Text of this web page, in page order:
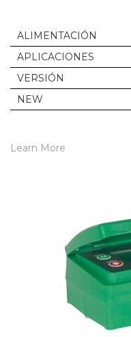
ALIMENTACIÓN
APLICACIONES
VERSIÓN
NEW
Learn More